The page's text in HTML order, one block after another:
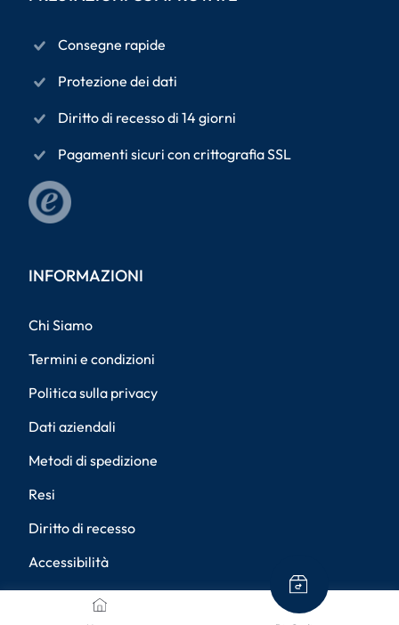
Consegne rapide
Protezione dei dati
Diritto di recesso di 14 giorni
Pagamenti sicuri con crittografia SSL
INFORMAZIONI
Chi Siamo
Termini e condizioni
Politica sulla privacy
Dati aziendali
Metodi di spedizione
Resi
Diritto di recesso
Accessibilità
Impostazioni della privacy